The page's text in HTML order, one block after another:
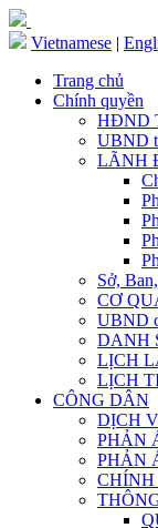
Vietnamese |
Trang chủ
Chính quyền
HĐND
UBND
LÃNH
Sở,
CƠ
UBND
DANH
LỊCH
LỊCH
CÔNG DÂN
DỊCH
PHẢN
PHẢN
CHÍNH